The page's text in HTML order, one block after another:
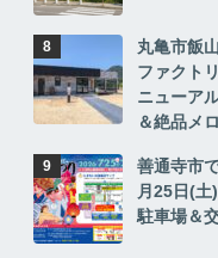
丸亀市飯
ファクト
ニューア
＆絶品メ
善通寺市
月25日(
駐車場＆